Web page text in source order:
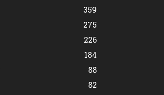
359
275
226
184
88
82